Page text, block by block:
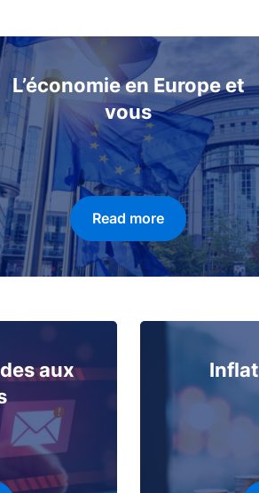
L’économie en Europe et
vous
Read more
aux